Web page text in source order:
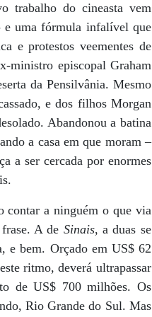
trabalho do cineasta vem
e uma fórmula infalível que
e protestos veementes de
ministro episcopal Graham
da Pensilvânia. Mesmo
e dos filhos Morgan
Abandonou a batina
a casa em que moram –
a ser cercada por enormes
contar a ninguém o que via
A de Sinais, a duas se
e bem. Orçado em US$ 62
ritmo, deverá ultrapassar
de US$ 700 milhões. Os
Rio Grande do Sul. Mas